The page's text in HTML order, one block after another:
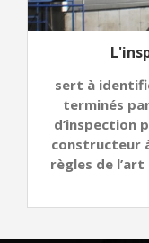
sert à
terminés
d’inspection
constructeur
règles de